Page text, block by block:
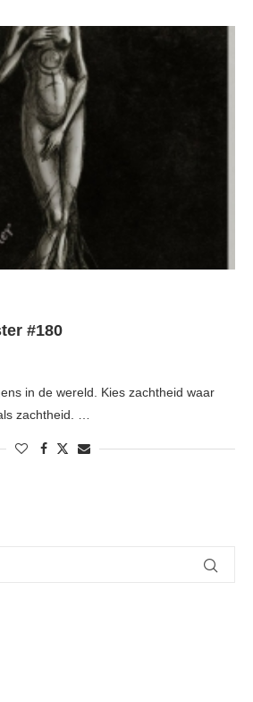
#180
in de wereld. Kies zachtheid waar
zachtheid. …